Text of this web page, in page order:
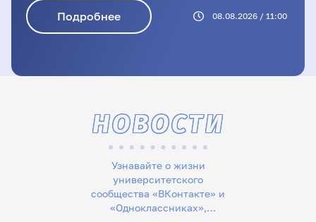
Подробнее 08.08.2026 / 11:00
Узнавайте о жизни
университетского
сообщества «ВКонтакте» и
«Одноклассниках»,
НОВОСТИ